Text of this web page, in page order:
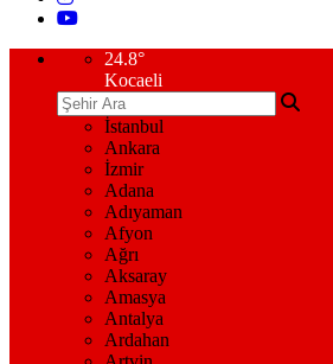
24.8°
Kocaeli
İstanbul
Ankara
İzmir
Adana
Adıyaman
Afyon
Ağrı
Aksaray
Amasya
Antalya
Ardahan